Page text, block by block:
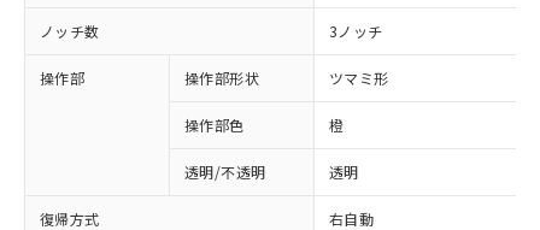
ノッチ数 3ノッチ
操作部 操作部形状 ツマミ形
操作部色 橙
透明/不透明 透明
復帰方式 右自動